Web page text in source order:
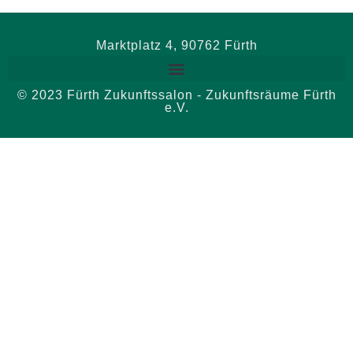
Marktplatz 4, 90762 Fürth
© 2023 Fürth Zukunftssalon - Zukunftsräume Fürth
e.V.